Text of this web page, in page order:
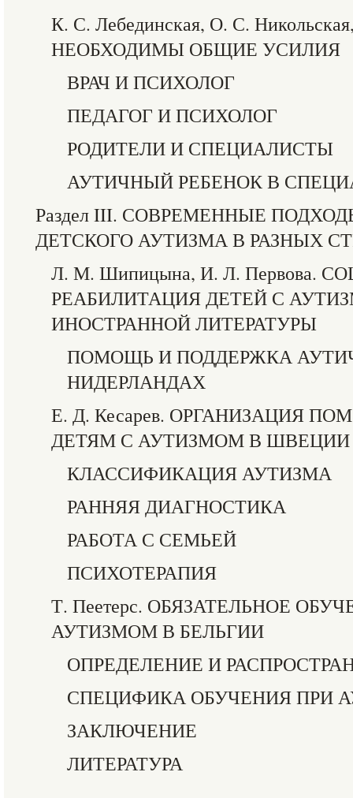
К. С. Лебединская, О. С.
НЕОБХОДИМЫ ОБЩИЕ УСИЛИЯ
ВРАЧ И ПСИХОЛОГ
ПЕДАГОГ И ПСИХОЛОГ
РОДИТЕЛИ И СПЕЦИАЛИСТЫ
АУТИЧНЫЙ РЕБЕНОК В
Раздел III. СОВРЕМЕННЫЕ
ДЕТСКОГО АУТИЗМА В РАЗНЫХ
Л. М. Шипицына, И. Л. Первова.
РЕАБИЛИТАЦИЯ ДЕТЕЙ С
ИНОСТРАННОЙ ЛИТЕРАТУРЫ
ПОМОЩЬ И ПОДДЕРЖКА
НИДЕРЛАНДАХ
Е. Д. Кесарев. ОРГАНИЗАЦИЯ
ДЕТЯМ С АУТИЗМОМ В ШВЕЦИИ
КЛАССИФИКАЦИЯ АУТИЗМА
РАННЯЯ ДИАГНОСТИКА
РАБОТА С СЕМЬЕЙ
ПСИХОТЕРАПИЯ
Т. Пеетерс. ОБЯЗАТЕЛЬНОЕ
АУТИЗМОМ В БЕЛЬГИИ
ОПРЕДЕЛЕНИЕ И
СПЕЦИФИКА ОБУЧЕНИЯ ПРИ
ЗАКЛЮЧЕНИЕ
ЛИТЕРАТУРА